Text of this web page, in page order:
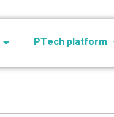
PTech platform